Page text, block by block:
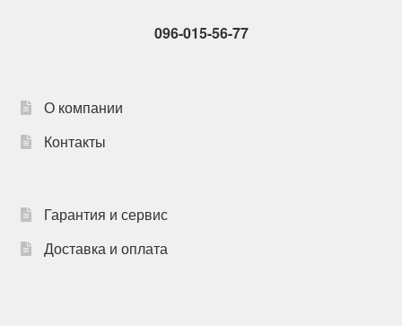
096-015-56-77
О компании
Контакты
Гарантия и сервис
Доставка и оплата